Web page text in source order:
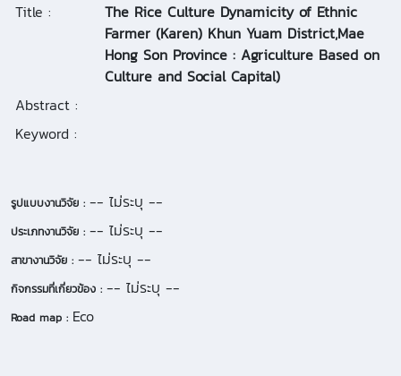
Title :
The Rice Culture Dynamicity of Ethnic
Farmer (Karen) Khun Yuam District,Mae
Hong Son Province : Agriculture Based on
Culture and Social Capital)
Abstract :
Keyword :
รูปแบบงานวิจัย : -- ไม่ระบุ --
ประเภทงานวิจัย : -- ไม่ระบุ --
สาขางานวิจัย : -- ไม่ระบุ --
กิจกรรมที่เกี่ยวข้อง : -- ไม่ระบุ --
Road map : Eco